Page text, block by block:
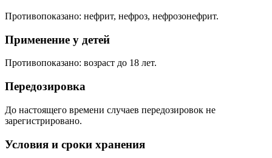
Противопоказано: нефрит, нефроз, нефрозонефрит.
Применение у детей
Противопоказано: возраст до 18 лет.
Передозировка
До настоящего времени случаев передозировок не
зарегистрировано.
Условия и сроки хранения